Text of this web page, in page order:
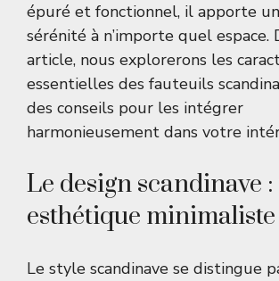
épuré et fonctionnel, il apporte
sérénité à n’importe quel espace.
article, nous explorerons les
essentielles des fauteuils
des conseils pour les intégrer
harmonieusement dans votre
Le design scandinave
esthétique minimaliste
Le style scandinave se distingue